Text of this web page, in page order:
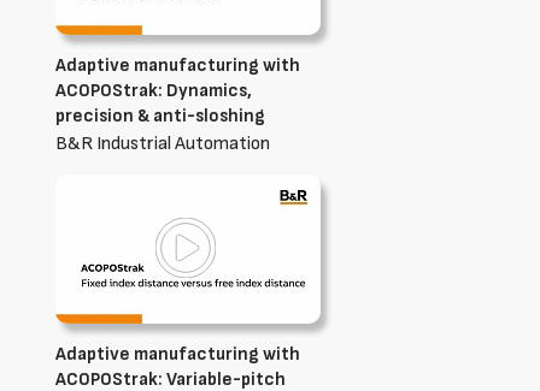
Adaptive manufacturing with
ACOPOStrak: Dynamics,
precision & anti-sloshing
B&R Industrial Automation
Adaptive manufacturing with
ACOPOStrak: Variable-pitch